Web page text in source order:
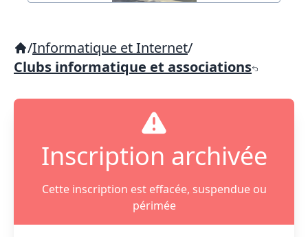
/Informatique et Internet/
Clubs informatique et associations
Inscription archivée
Cette inscription est effacée, suspendue ou
périmée